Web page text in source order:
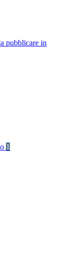
pubblicare in
1